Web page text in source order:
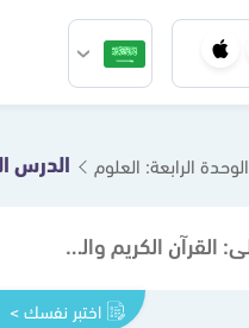
الوحدة الرابعة: العلوم الدرس
الوحدة الأولى: القرآن الكريم والدراسات الإسلامية
اختبر نفسك >